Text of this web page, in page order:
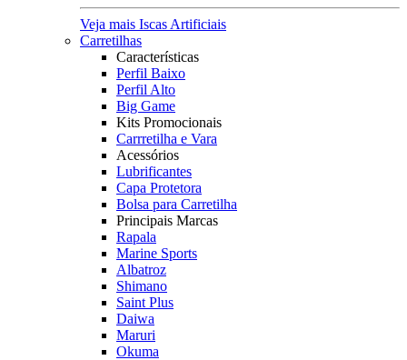
Veja mais Iscas Artificiais
Carretilhas
Características
Perfil Baixo
Perfil Alto
Big Game
Kits Promocionais
Carrretilha e Vara
Acessórios
Lubrificantes
Capa Protetora
Bolsa para Carretilha
Principais Marcas
Rapala
Marine Sports
Albatroz
Shimano
Saint Plus
Daiwa
Maruri
Okuma